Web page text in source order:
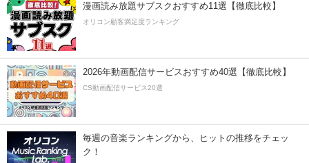
漫画読み放題サブスクおすすめ11選【徹底比較】
オリコン顧客満足度ランキング
2026年動画配信サービスおすすめ40選【徹底比較】
CS動画配信サービス20選
毎週の音楽ランキングから、ヒットの推移をチェッ
ク！